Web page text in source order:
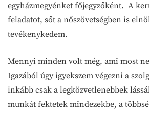
egyházmegyénket főjegyzőként. A
feladatot, sőt a nőszövetségben is
tevékenykedem.
Mennyi minden volt még, ami most
Igazából úgy igyekszem végezni a
inkább csak a legközvetlenebbek
munkát fektetek mindezekbe, a